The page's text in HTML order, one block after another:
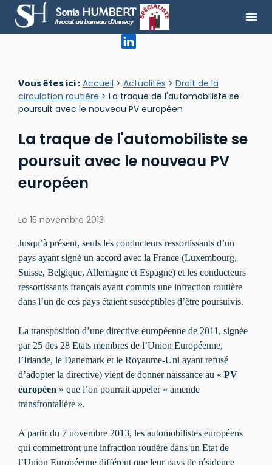
menu
Vous êtes ici : Accueil > Actualités > Droit de la
circulation routière > La traque de l'automobiliste se
poursuit avec le nouveau PV européen
La traque de l'automobiliste se
poursuit avec le nouveau PV
européen
Le 15 novembre 2013
Jusqu’à présent, seuls les conducteurs ressortissants d’un
pays ayant signé un accord avec la France (Luxembourg,
Suisse, Belgique, Allemagne et Espagne) et les conducteurs
ressortissants français ayant commis une infraction routière
dans l’un de ces pays étaient susceptibles d’être poursuivis.
La transposition d’une directive européenne de 2011, signée
par 25 des 28 Etats membres de l’Union Européenne,
l’Irlande, le Danemark et le Royaume-Uni ayant refusé
d’adopter la directive) vient de donner naissance au « PV
européen » que l’on pourrait appeler « amende
transfrontalière ».
A partir du 7 novembre 2013, les automobilistes européens
qui commettront une infraction routière dans un Etat de
l’Union Européenne différent que leur pays de résidence
Panneau de gestion des cookies